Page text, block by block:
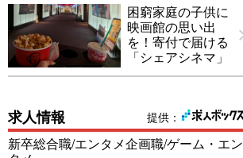
困窮家庭の子供に
映画館の思い出
を！寄付で届ける
「シェアシネマ」
提供：
求人情報
新卒総合職/エンタメ企画職/ゲーム・エン